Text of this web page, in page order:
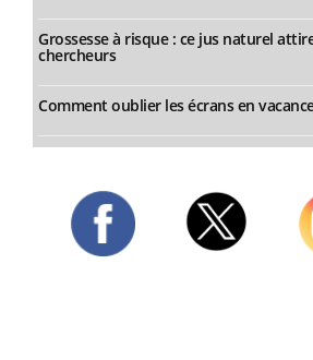
Grossesse à risque : ce jus naturel
chercheurs
Comment oublier les écrans en